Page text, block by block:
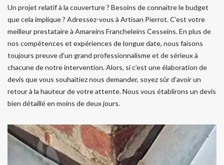
Un projet relatif à la couverture ? Besoins de connaitre le budget
que cela implique ? Adressez-vous à Artisan Pierrot. C’est votre
meilleur prestataire à Amareins Francheleins Cesseins. En plus de
nos compétences et expériences de longue date, nous faisons
toujours preuve d’un grand professionnalisme et de sérieux à
chacune de notre intervention. Alors, si c’est une élaboration de
devis que vous souhaitiez nous demander, soyez sûr d’avoir un
retour à la hauteur de votre attente. Nous vous établirons un devis
bien détaillé en moins de deux jours.